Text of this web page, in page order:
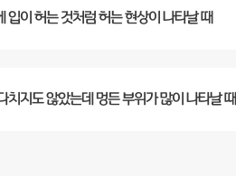
입이 허는 것처럼 허는 현상이 나타날 때
치지도 않았는데 멍든 부위가 많이 나타날 때